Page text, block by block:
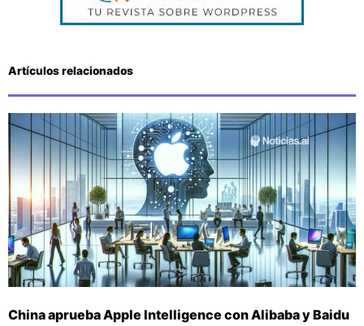
Artículos relacionados
China aprueba Apple Intelligence con Alibaba y Baidu